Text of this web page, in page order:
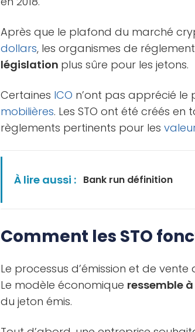
Après que le plafond du marché
dollars, les organismes de
législation plus sûre pour les jetons.
Certaines ICO n’ont pas apprécié le
mobilières. Les STO ont été créés
règlements pertinents pour les
À lire aussi : Bank run définition
Comment les STO
Le processus d’émission et de vente
Le modèle économique ressemble à
du jeton émis.